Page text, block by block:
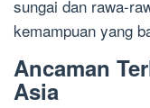
sungai dan rawa-
kemampuan yang
Ancaman
Asia